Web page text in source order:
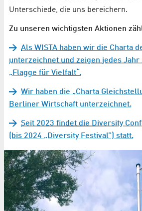
Unterschiede, die uns bereichern.
Zu unseren wichtigsten Aktionen
Als WISTA haben wir die Charta
unterzeichnet und zeigen jedes Jahr
„Flagge für Vielfalt“.
Wir haben die „Charta
Berliner Wirtschaft unterzeichnet.
Seit 2023 findet die Diversity
(bis 2024 „Diversity Festival”) statt.